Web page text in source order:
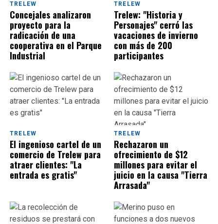
TRELEW
Concejales analizaron
proyecto para la
radicación de una
cooperativa en el Parque
Industrial
TRELEW
Trelew: "Historia y
Personajes" cerró las
vacaciones de invierno
con más de 200
participantes
TRELEW
El ingenioso cartel de un
comercio de Trelew para
atraer clientes: "La
entrada es gratis"
TRELEW
Rechazaron un
ofrecimiento de $12
millones para evitar el
juicio en la causa "Tierra
Arrasada"